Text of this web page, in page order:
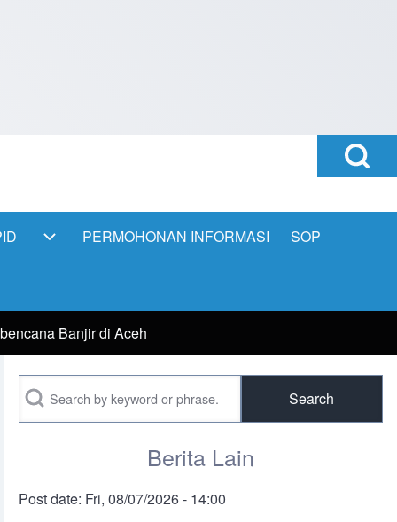
Search
Block
PERMOHONAN INFORMASI SOP
Banjir di Aceh
Search
Berita Lain
Post date: Fri, 08/07/2026 - 14:00